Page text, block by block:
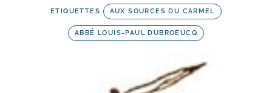
ETIQUETTES AUX SOURCES DU CARMEL
ABBÉ LOUIS-PAUL DUBROEUCQ